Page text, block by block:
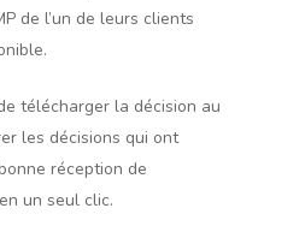
de l’un de leurs clients
télécharger la décision au
les décisions qui ont
réception de
un seul clic.